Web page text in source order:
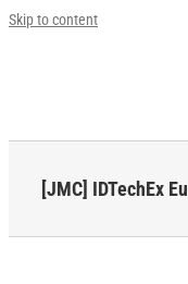
Skip to content
[JMC] IDTechEx